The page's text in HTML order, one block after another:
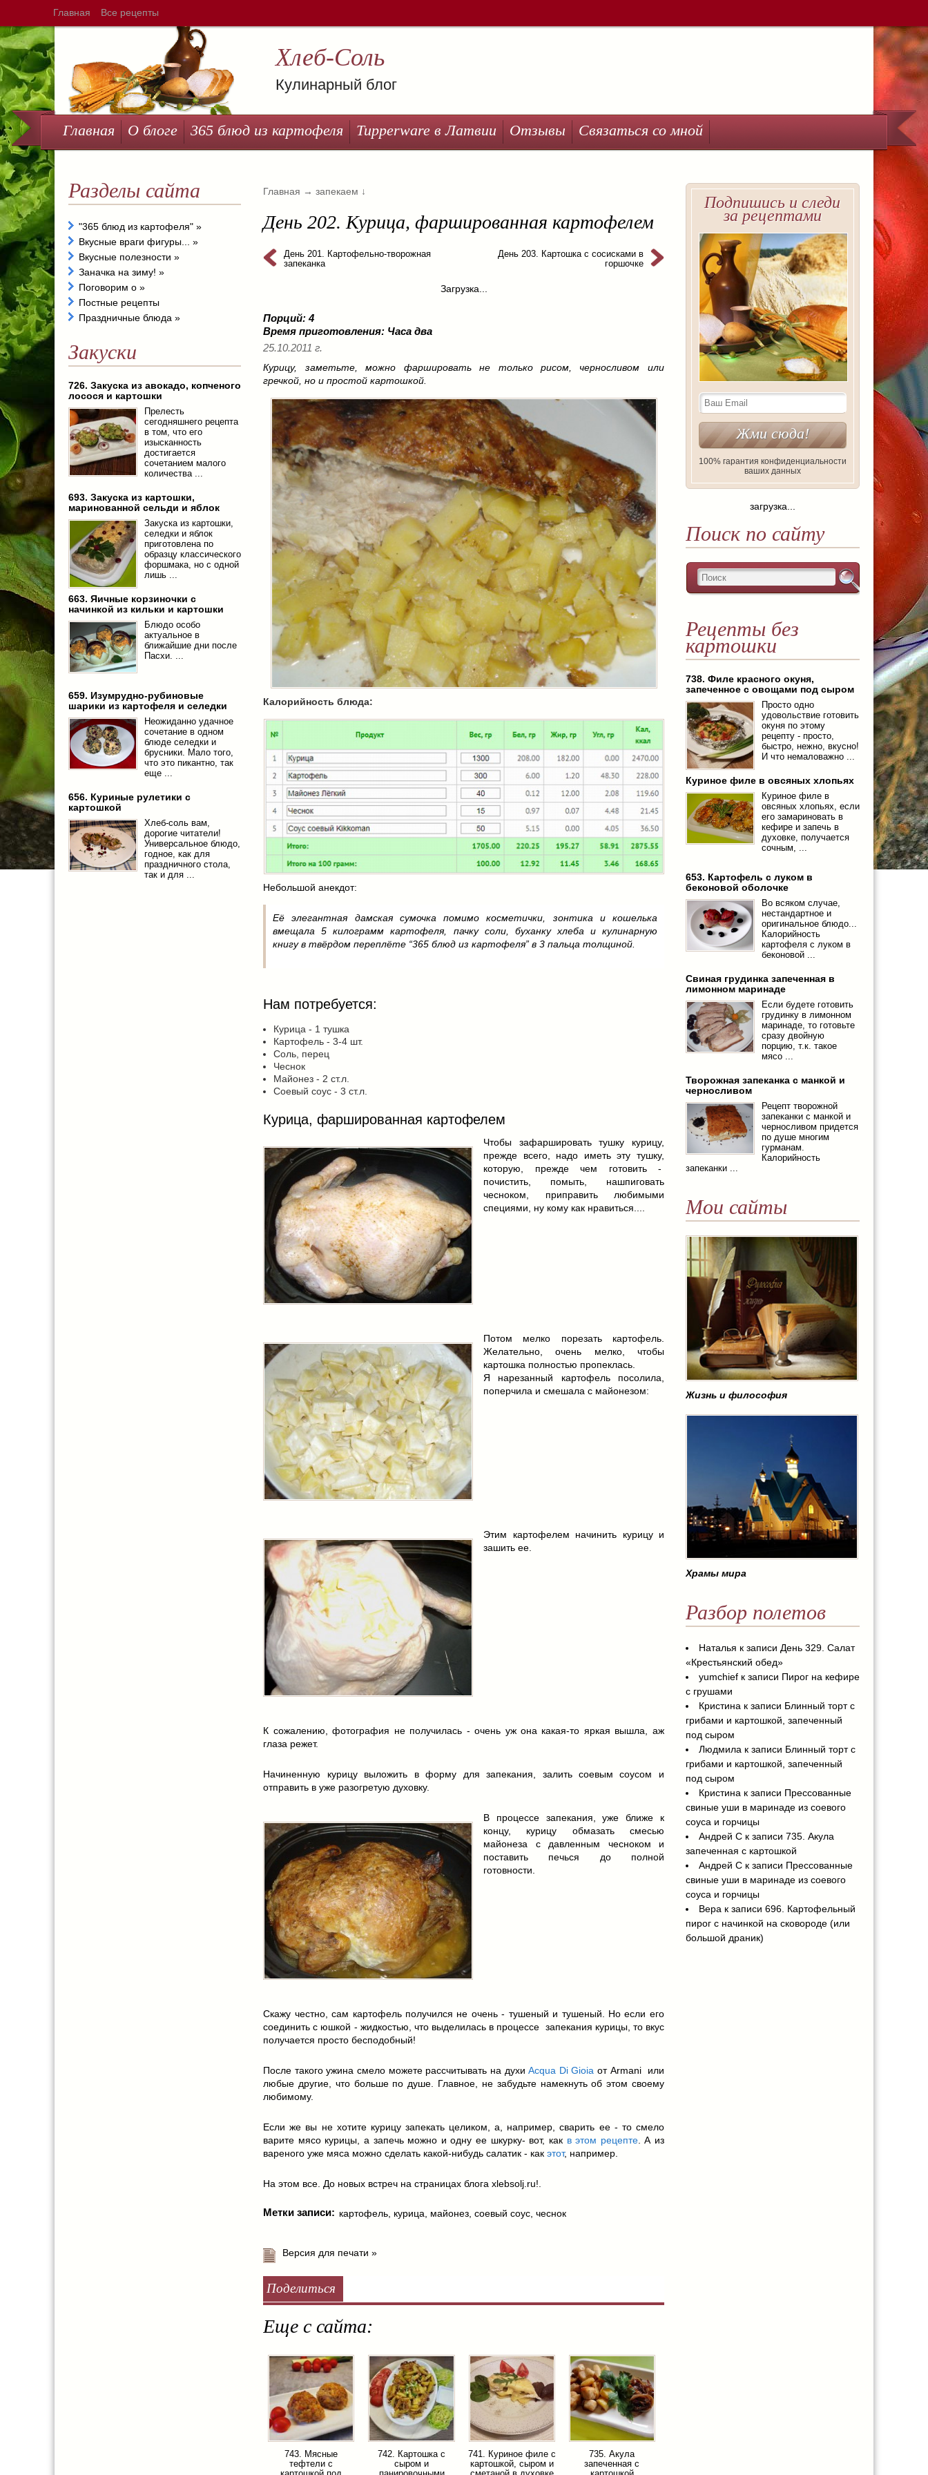
Главная Все рецепты
Хлеб-Соль
Кулинарный блог
Главная О блоге 365 блюд из картофеля Tupperware в Латвии Отзывы Связаться со мной
Главная →запекаем ↓
День 202. Курица, фаршированная картофелем
День 201. Картофельно-творожная
запеканка
День 203. Картошка с сосисками в
горшочке
Загрузка...
Порций: 4
Время приготовления: Часа два
25.10.2011 г.
Курицу, заметьте, можно фаршировать не только рисом, черносливом или
гречкой, но и простой картошкой.
Калорийность блюда:
Небольшой анекдот:
Её элегантная дамская сумочка помимо косметички, зонтика и кошелька
вмещала 5 килограмм картофеля, пачку соли, буханку хлеба и кулинарную
книгу в твёрдом переплёте “365 блюд из картофеля” в 3 пальца толщиной.
Нам потребуется:
Курица - 1 тушка
Картофель - 3-4 шт.
Соль, перец
Чеснок
Майонез - 2 ст.л.
Соевый соус - 3 ст.л.
Курица, фаршированная картофелем
Чтобы зафаршировать тушку курицу,
прежде всего, надо иметь эту тушку,
которую, прежде чем готовить -
почистить, помыть, нашпиговать
чесноком, приправить любимыми
специями, ну кому как нравиться....
Потом мелко порезать картофель.
Желательно, очень мелко, чтобы
картошка полностью пропеклась.
Я нарезанный картофель посолила,
поперчила и смешала с майонезом:
Этим картофелем начинить курицу и
зашить ее.
К сожалению, фотография не получилась - очень уж она какая-то яркая вышла, аж
глаза режет.
Начиненную курицу выложить в форму для запекания, залить соевым соусом и
отправить в уже разогретую духовку.
В процессе запекания, уже ближе к
концу, курицу обмазать смесью
майонеза с давленным чесноком и
поставить печься до полной
готовности.
Скажу честно, сам картофель получился не очень - тушеный и тушеный. Но если его
соединить с юшкой - жидкостью, что выделилась в процессе запекания курицы, то вкус
получается просто бесподобный!
После такого ужина смело можете рассчитывать на духиAcqua Di Gioia от Armani или
любые другие, что больше по душе. Главное, не забудьте намекнуть об этом своему
любимому.
Если же вы не хотите курицу запекать целиком, а, например, сварить ее - то смело
варите мясо курицы, а запечь можно и одну ее шкурку- вот, как в этом рецепте. А из
вареного уже мяса можно сделать какой-нибудь салатик - какэтот, например.
На этом все. До новых встреч на страницах блога xlebsolj.ru!.
Метки записи: картофель, курица, майонез,соевый соус,чеснок
Версия для печати »
Поделиться
Еще с сайта:
743. Мясные
тефтели с
742. Картошка с
сыром и
741. Куриное филе с
картошкой, сыром и
735. Акула
запеченная с
Разделы сайта
"365 блюд из картофеля" »
Вкусные враги фигуры... »
Вкусные полезности »
Заначка на зиму! »
Поговорим о »
Постные рецепты
Праздничные блюда »
Закуски
726. Закуска из авокадо, копченого
лосося и картошки
Прелесть
сегодняшнего рецепта
в том, что его
изысканность
достигается
сочетанием малого
количества ...
693. Закуска из картошки,
маринованной сельди и яблок
Закуска из картошки,
селедки и яблок
приготовлена по
образцу классического
форшмака, но с одной
лишь ...
663. Яичные корзиночки с
начинкой из кильки и картошки
Блюдо особо
актуальное в
ближайшие дни после
Пасхи. ...
659. Изумрудно-рубиновые
шарики из картофеля и селедки
Неожиданно удачное
сочетание в одном
блюде селедки и
брусники. Мало того,
что это пикантно, так
еще ...
656. Куриные рулетики с
картошкой
Хлеб-соль вам,
дорогие читатели!
Универсальное блюдо,
годное, как для
праздничного стола,
так и для ...
Подпишись и следи
за рецептами
100% гарантия конфиденциальности
ваших данных
загрузка...
Поиск по сайту
Рецепты без
картошки
738. Филе красного окуня,
запеченное с овощами под сыром
Просто одно
удовольствие готовить
окуня по этому
рецепту - просто,
быстро, нежно, вкусно!
И что немаловажно ...
Куриное филе в овсяных хлопьях
Куриное филе в
овсяных хлопьях, если
его замариновать в
кефире и запечь в
духовке, получается
сочным, ...
653. Картофель с луком в
беконовой оболочке
Во всяком случае,
нестандартное и
оригинальное блюдо...
Калорийность
картофеля с луком в
беконовой ...
Свиная грудинка запеченная в
лимонном маринаде
Если будете готовить
грудинку в лимонном
маринаде, то готовьте
сразу двойную
порцию, т.к. такое
мясо ...
Творожная запеканка с манкой и
черносливом
Рецепт творожной
запеканки с манкой и
черносливом придется
по душе многим
гурманам.
Калорийность
запеканки ...
Мои сайты
Жизнь и философия
Храмы мира
Разбор полетов
Наталья к записи День 329. Салат
«Крестьянский обед»
yumchiefк записи Пирог на кефире
с грушами
Кристинак записи Блинный торт с
грибами и картошкой, запеченный
под сыром
Людмилак записи Блинный торт с
грибами и картошкой, запеченный
под сыром
Кристинак записи Прессованные
свиные уши в маринаде из соевого
соуса и горчицы
Андрей Ск записи 735. Акула
запеченная с картошкой
Андрей Ск записи Прессованные
свиные уши в маринаде из соевого
соуса и горчицы
Верак записи 696. Картофельный
пирог с начинкой на сковороде (или
большой драник)